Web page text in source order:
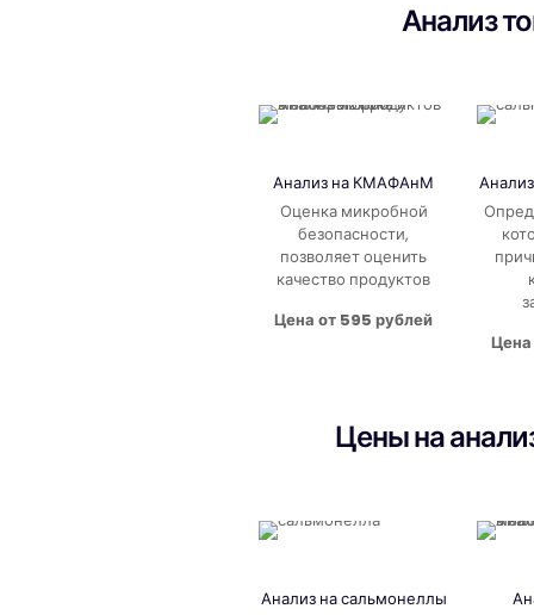
Анализ
Анализ на КМАФАнМ
Оценка микробной
безопасности,
позволяет оценить
качество продуктов
Цена от 595 рублей
Цена
Цены на
Анализ насальмонеллы